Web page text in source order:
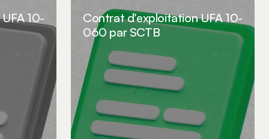
10-
Contrat d’exploitation UFA 10-
060 par SCTB